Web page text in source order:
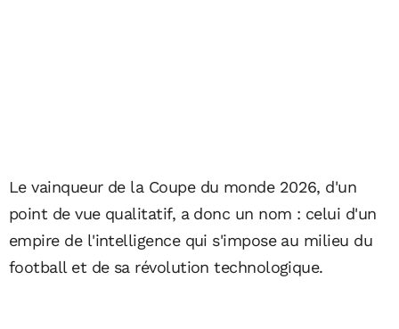
Le vainqueur de la Coupe du monde 2026, d'un
point de vue qualitatif, a donc un nom : celui d'un
empire de l'intelligence qui s'impose au milieu du
football et de sa révolution technologique.